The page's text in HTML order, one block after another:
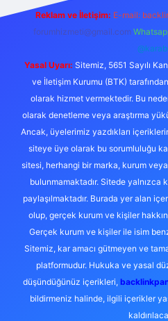
Reklam ve İletişim: E-mail:
forumhizmeti@gmail.com
Yasal Uyarı: Sitemiz, 5651 Sayılı
ve İletişim Kurumu (BTK)
olarak hizmet vermektedir. Bu
olarak denetleme veya araştırma
Ancak, üyelerimiz yazdıkları
siteye üye olarak bu sorumluluğu
sitesi, herhangi bir marka, kurum
bulunmamaktadır. Sitede yalnızca
paylaşılmaktadır. Burada yer alan
olup, gerçek kurum ve kişiler
Gerçek kurum ve kişiler ile isim
Sitemiz, kar amacı gütmeyen ve
platformudur. Hukuka ve yasal
düşündüğünüz içerikleri,
bildirmeniz halinde, ilgili içerikler